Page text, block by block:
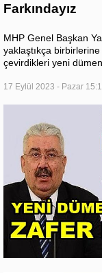
Farkındayız
MHP Genel Başkan
yaklaştıkça
çevirdikleri yeni
17 Eylül 2023 - Pazar